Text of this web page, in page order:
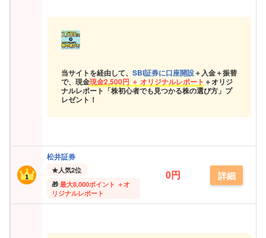
当サイトを経由して、 SBI証券に口座開設＋入金＋振替
で、現金現金2,500円 ＋ オリジナルレポート ＋オリジ
ナルレポート「株初心者でも見つかる株の選び方」プ
レゼント！
松井証券
★人気2位
最大8,000ポイント ＋オ
リジナルレポート
0円 詳細